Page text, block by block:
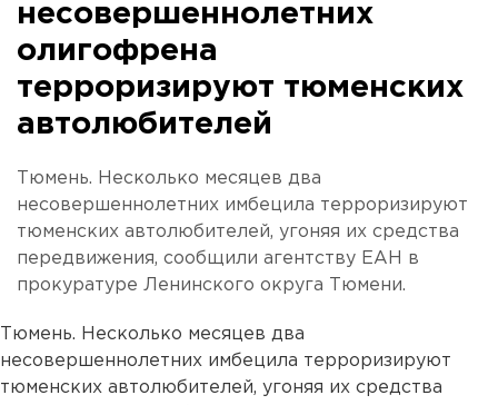
несовершеннолетних
олигофрена
терроризируют тюменских
автолюбителей
Тюмень. Несколько месяцев два
несовершеннолетних имбецила терроризируют
тюменских автолюбителей, угоняя их средства
передвижения, сообщили агентству ЕАН в
прокуратуре Ленинского округа Тюмени.
Тюмень. Несколько месяцев два
несовершеннолетних имбецила терроризируют
тюменских автолюбителей, угоняя их средства